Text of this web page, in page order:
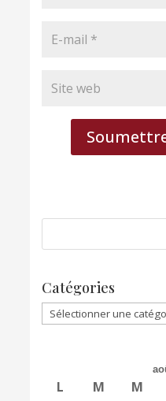
Catégories
Catégories
L M M